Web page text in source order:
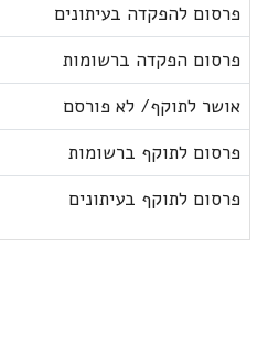
פרסום להפקדה בעיתונים
פרסום הפקדה ברשומות
אושר לתוקף/ לא פורסם
פרסום לתוקף ברשומות
פרסום לתוקף בעיתונים